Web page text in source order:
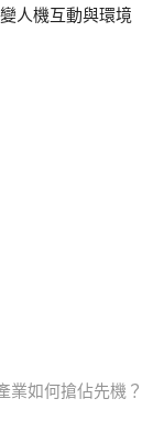
人機互動與環境
業如何搶佔先機？